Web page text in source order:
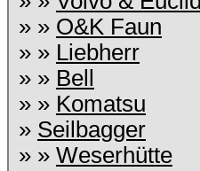
» » O&K Faun
» » Liebherr
» » Bell
» » Komatsu
» Seilbagger
» » Weserhütte